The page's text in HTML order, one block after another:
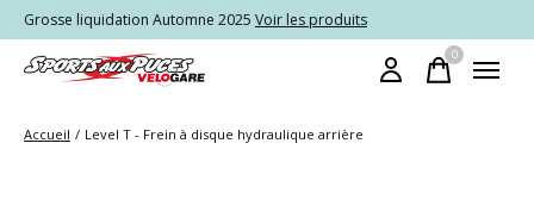
Grosse liquidation Automne 2025 Voir les produits
0items
Accueil / Level T - Frein à disque hydraulique arrière